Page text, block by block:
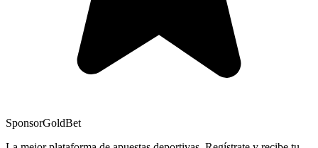
SponsorGoldBet